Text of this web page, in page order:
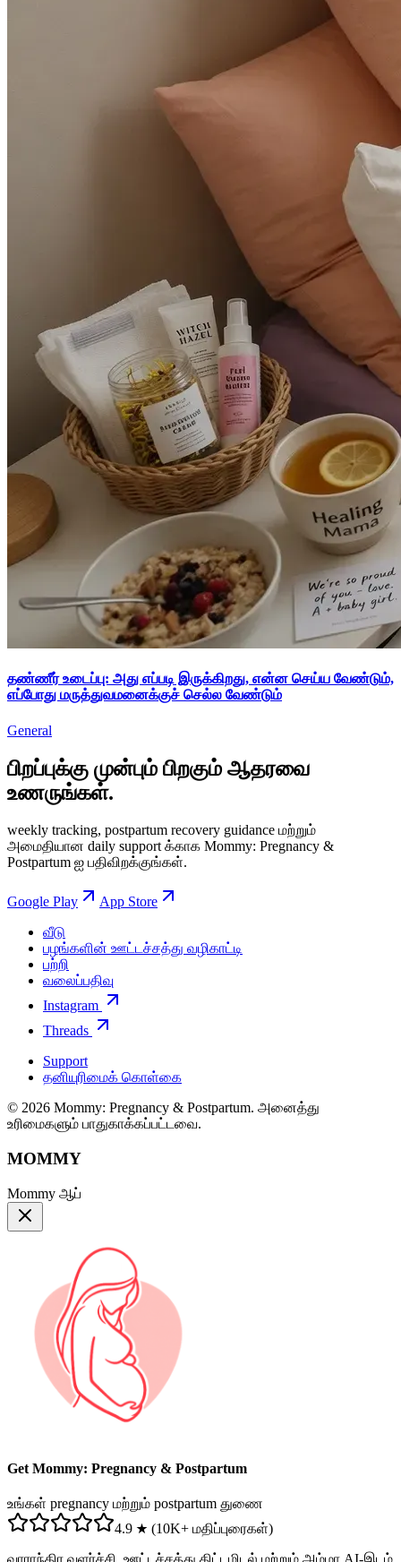
தண்ணீர் உடைப்பு: அது எப்படி இருக்கிறது, என்ன செய்ய வேண்டும்,
எப்போது மருத்துவமனைக்குச் செல்ல வேண்டும்
General
பிறப்புக்கு முன்பும் பிறகும் ஆதரவை
உணருங்கள்.
weekly tracking, postpartum recovery guidance மற்றும்
அமைதியான daily support க்காக Mommy: Pregnancy &
Postpartum ஐ பதிவிறக்குங்கள்.
Google Play
App Store
வீடு
பழங்களின் ஊட்டச்சத்து வழிகாட்டி
பற்றி
வலைப்பதிவு
Instagram
Threads
Support
தனியுரிமைக் கொள்கை
© 2026 Mommy: Pregnancy & Postpartum. அனைத்து
உரிமைகளும் பாதுகாக்கப்பட்டவை.
MOMMY
Mommy ஆப்
Get Mommy: Pregnancy & Postpartum
உங்கள் pregnancy மற்றும் postpartum துணை
4.9 ★ (10K+ மதிப்புரைகள்)